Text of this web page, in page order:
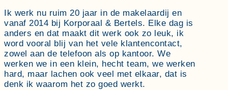
Ik werk nu ruim 20 jaar in de makelaardij en
vanaf 2014 bij Korporaal & Bertels. Elke dag is
anders en dat maakt dit werk ook zo leuk, ik
word vooral blij van het vele klantencontact,
zowel aan de telefoon als op kantoor. We
werken we in een klein, hecht team, we werken
hard, maar lachen ook veel met elkaar, dat is
denk ik waarom het zo goed werkt.